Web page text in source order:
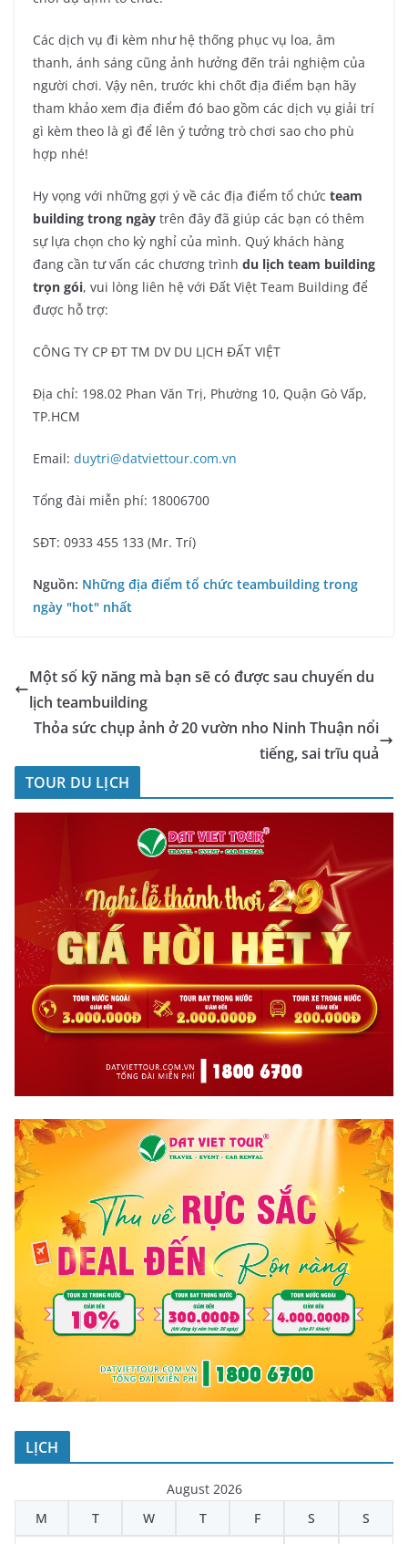
Các dịch vụ đi kèm như hệ thống phục vụ loa, âm
thanh, ánh sáng cũng ảnh hưởng đến trải nghiệm của
người chơi. Vậy nên, trước khi chốt địa điểm bạn hãy
tham khảo xem địa điểm đó bao gồm các dịch vụ giải trí
gì kèm theo là gì để lên ý tưởng trò chơi sao cho phù
hợp nhé!
Hy vọng với những gợi ý về các địa điểm tổ chức team
building trong ngày trên đây đã giúp các bạn có thêm
sự lựa chọn cho kỳ nghỉ của mình. Quý khách hàng
đang cần tư vấn các chương trình du lịch team building
trọn gói, vui lòng liên hệ với Đất Việt Team Building để
được hỗ trợ:
CÔNG TY CP ĐT TM DV DU LỊCH ĐẤT VIỆT
Địa chỉ: 198.02 Phan Văn Trị, Phường 10, Quận Gò Vấp,
TP.HCM
Email: duytri@datviettour.com.vn
Tổng đài miễn phí: 18006700
SĐT: 0933 455 133 (Mr. Trí)
Nguồn: Những địa điểm tổ chức teambuilding trong
ngày "hot" nhất
Một số kỹ năng mà bạn sẽ có được sau chuyến du
lịch teambuilding
Thỏa sức chụp ảnh ở 20 vườn nho Ninh Thuận nổi
tiếng, sai trĩu quả
TOUR DU LỊCH
LỊCH
August 2026
M
T W T F S S